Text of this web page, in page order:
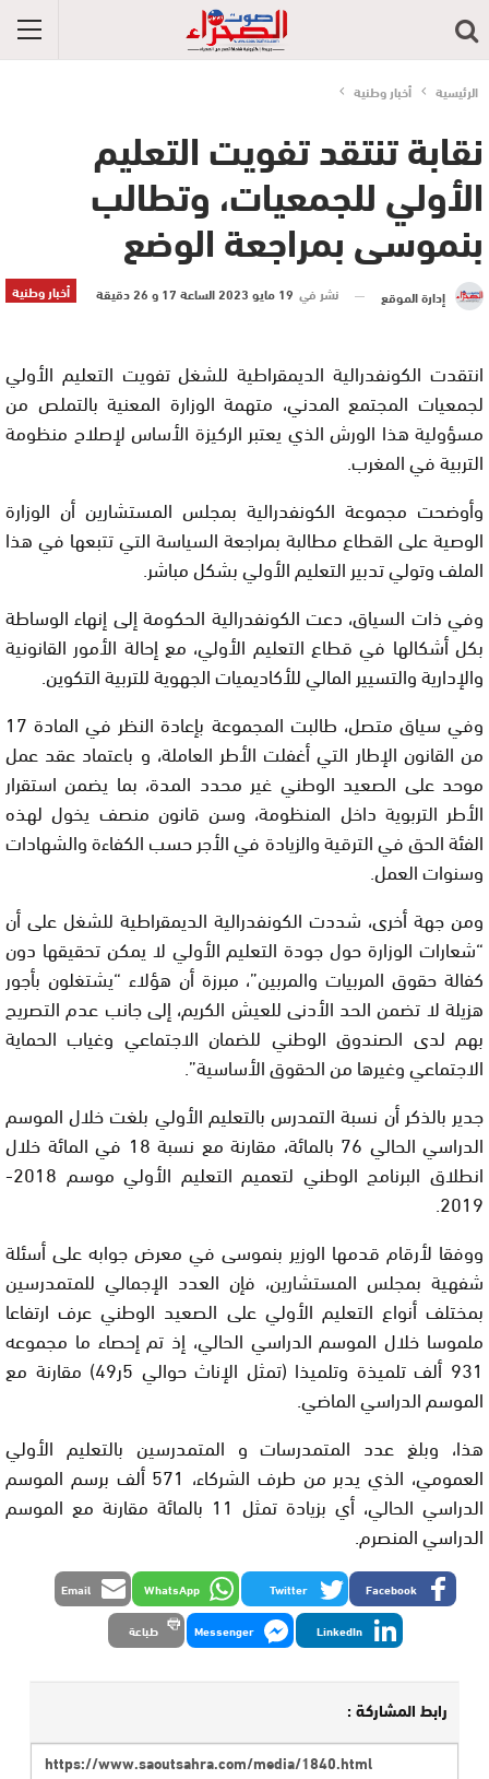
الرئيسية أخبار وطنية
نقابة تنتقد تفويت التعليم
الأولي للجمعيات، وتطالب
بنموسى بمراجعة الوضع
أخبار وطنية إدارة الموقع نشر في 19 مايو 2023 الساعة 17 و 26 دقيقة
انتقدت الكونفدرالية الديمقراطية للشغل تفويت التعليم الأولي
لجمعيات المجتمع المدني، متهمة الوزارة المعنية بالتملص من
مسؤولية هذا الورش الذي يعتبر الركيزة الأساس لإصلاح منظومة
التربية في المغرب.
وأوضحت مجموعة الكونفدرالية بمجلس المستشارين أن الوزارة
الوصية على القطاع مطالبة بمراجعة السياسة التي تتبعها في هذا
الملف وتولي تدبير التعليم الأولي بشكل مباشر.
وفي ذات السياق، دعت الكونفدرالية الحكومة إلى إنهاء الوساطة
بكل أشكالها في قطاع التعليم الأولي، مع إحالة الأمور القانونية
والإدارية والتسيير المالي للأكاديميات الجهوية للتربية التكوين.
وفي سياق متصل، طالبت المجموعة بإعادة النظر في المادة 17
من القانون الإطار التي أغفلت الأطر العاملة، و باعتماد عقد عمل
موحد على الصعيد الوطني غير محدد المدة، بما يضمن استقرار
الأطر التربوية داخل المنظومة، وسن قانون منصف يخول لهذه
الفئة الحق في الترقية والزيادة في الأجر حسب الكفاءة والشهادات
وسنوات العمل.
ومن جهة أخرى، شددت الكونفدرالية الديمقراطية للشغل على أن
“شعارات الوزارة حول جودة التعليم الأولي لا يمكن تحقيقها دون
كفالة حقوق المربيات والمربين”، مبرزة أن هؤلاء “يشتغلون بأجور
هزيلة لا تضمن الحد الأدنى للعيش الكريم، إلى جانب عدم التصريح
بهم لدى الصندوق الوطني للضمان الاجتماعي وغياب الحماية
الاجتماعي وغيرها من الحقوق الأساسية”.
جدير بالذكر أن نسبة التمدرس بالتعليم الأولي بلغت خلال الموسم
الدراسي الحالي 76 بالمائة، مقارنة مع نسبة 18 في المائة خلال
انطلاق البرنامج الوطني لتعميم التعليم الأولي موسم 2018-
2019.
ووفقا لأرقام قدمها الوزير بنموسى في معرض جوابه على أسئلة
شفهية بمجلس المستشارين، فإن العدد الإجمالي للمتمدرسين
بمختلف أنواع التعليم الأولي على الصعيد الوطني عرف ارتفاعا
ملموسا خلال الموسم الدراسي الحالي، إذ تم إحصاء ما مجموعه
931 ألف تلميذة وتلميذا (تمثل الإناث حوالي 5ر49) مقارنة مع
الموسم الدراسي الماضي.
هذا، وبلغ عدد المتمدرسات و المتمدرسين بالتعليم الأولي
العمومي، الذي يدبر من طرف الشركاء، 571 ألف برسم الموسم
الدراسي الحالي، أي بزيادة تمثل 11 بالمائة مقارنة مع الموسم
الدراسي المنصرم.
Facebook
Twitter
WhatsApp
Email
LinkedIn
Messenger طباعة
رابط المشاركة :